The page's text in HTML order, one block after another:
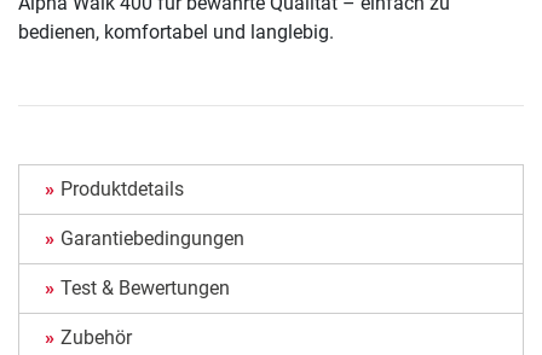
bedienen, komfortabel und langlebig.
Produktdetails
Garantiebedingungen
Test & Bewertungen
Zubehör